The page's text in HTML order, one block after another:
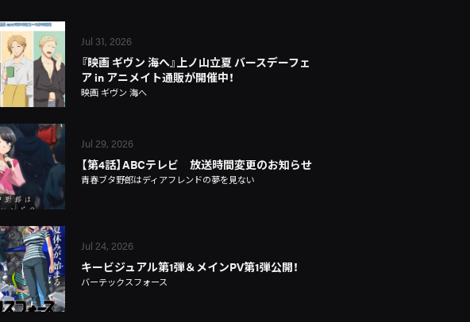
Jul 31, 2026
『映画 ギヴン 海へ』上ノ山立夏 バースデーフェ
ア in アニメイト通販が開催中！
映画 ギヴン 海へ
Jul 29, 2026
【第4話】ABCテレビ 放送時間変更のお知らせ
青春ブタ野郎はディアフレンドの夢を見ない
Jul 24, 2026
キービジュアル第1弾＆メインPV第1弾公開！
バーテックスフォース